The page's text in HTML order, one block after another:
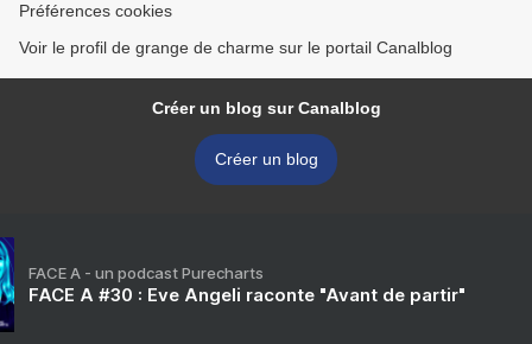
Préférences cookies
Voir le profil de grange de charme sur le portail Canalblog
Créer un blog sur Canalblog
Créer un blog
FACE A - un podcast Purecharts
FACE A #30 : Eve Angeli raconte "Avant de partir"